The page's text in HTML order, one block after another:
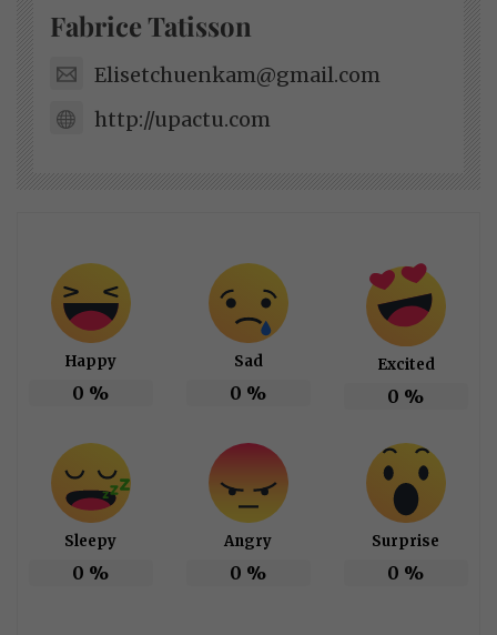
Fabrice Tatisson
Elisetchuenkam@gmail.com
http://upactu.com
Happy
0 %
Sad
0 %
Excited
0 %
Sleepy
0 %
Angry
0 %
Surprise
0 %